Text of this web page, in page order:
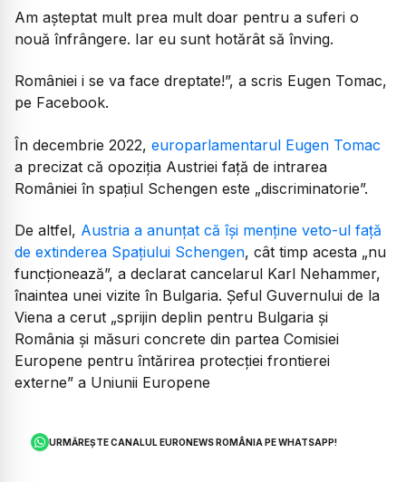
Am așteptat mult prea mult doar pentru a suferi o
nouă înfrângere. Iar eu sunt hotărât să înving.
României i se va face dreptate!”, a scris Eugen Tomac,
pe Facebook.
În decembrie 2022, europarlamentarul Eugen Tomac
a precizat că opoziția Austriei față de intrarea
României în spațiul Schengen este „discriminatorie”.
De altfel, Austria a anunțat că își menține veto-ul față
de extinderea Spațiului Schengen, cât timp acesta „nu
funcționează”, a declarat cancelarul Karl Nehammer,
înaintea unei vizite în Bulgaria. Șeful Guvernului de la
Viena a cerut „sprijin deplin pentru Bulgaria şi
România şi măsuri concrete din partea Comisiei
Europene pentru întărirea protecţiei frontierei
externe” a Uniunii Europene
URMĂREȘTE CANALUL EURONEWS ROMÂNIA PE WHATSAPP!